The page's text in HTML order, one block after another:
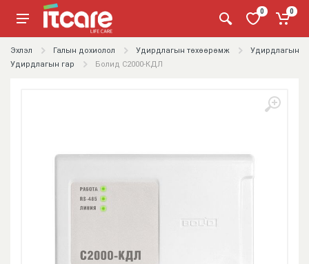
0 0
Эхлэл Галын дохиолол Удирдлагын төхөөрөмж
Удирдлагын
Удирдлагын гар
Болид С2000-КДЛ